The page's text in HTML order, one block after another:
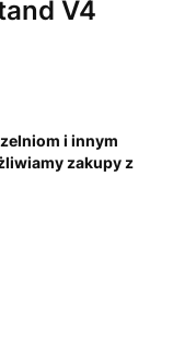
V4
i innym
zakupy z